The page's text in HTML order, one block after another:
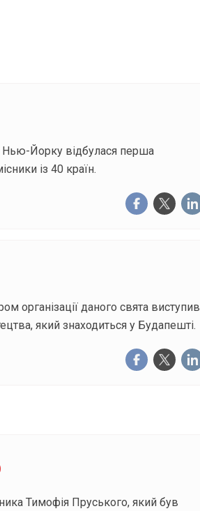
Нью-Йорку відбулася перша
із 40 країн.
організації даного свята виступив
який знаходиться у Будапешті.
Тимофія Пруського, який був